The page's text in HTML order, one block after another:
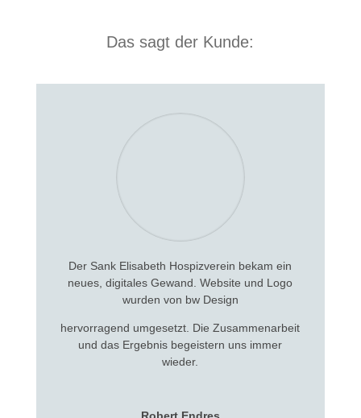
Das sagt der Kunde:
Der Sank Elisabeth Hospizverein bekam ein
neues, digitales Gewand. Website und Logo
wurden von bw Design
hervorragend umgesetzt. Die Zusammenarbeit
und das Ergebnis begeistern uns immer
wieder.